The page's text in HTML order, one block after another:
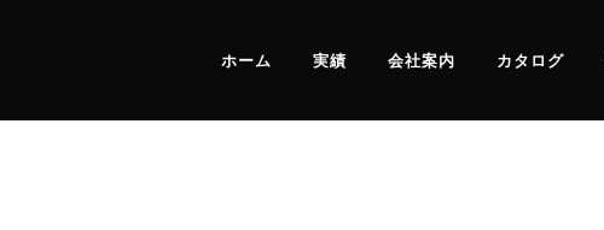
ホーム 実績 会社案内 カタログ